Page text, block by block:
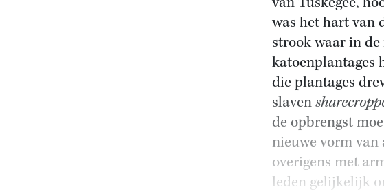
was het hart van
strook waar in de
katoenplantages
die plantages
slaven
de opbrengst
nieuwe vorm
overigens met
leden gelijkelijk